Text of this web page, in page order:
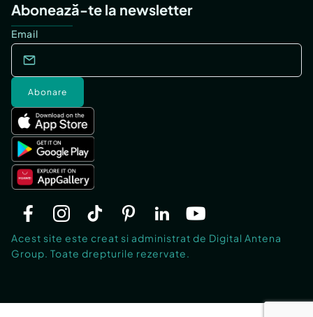
Abonează-te la newsletter
Email
Abonare
Acest site este creat si administrat de Digital Antena
Group. Toate drepturile rezervate.